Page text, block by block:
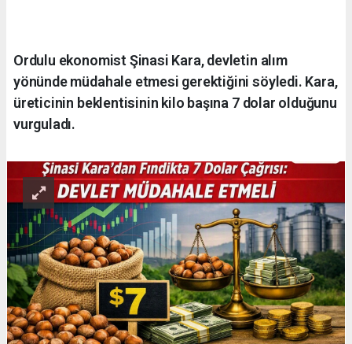
Ordulu ekonomist Şinasi Kara, devletin alım
yönünde müdahale etmesi gerektiğini söyledi. Kara,
üreticinin beklentisinin kilo başına 7 dolar olduğunu
vurguladı.